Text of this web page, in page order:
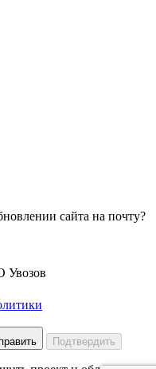
сайта на почту?
Увозов
Подтвердить